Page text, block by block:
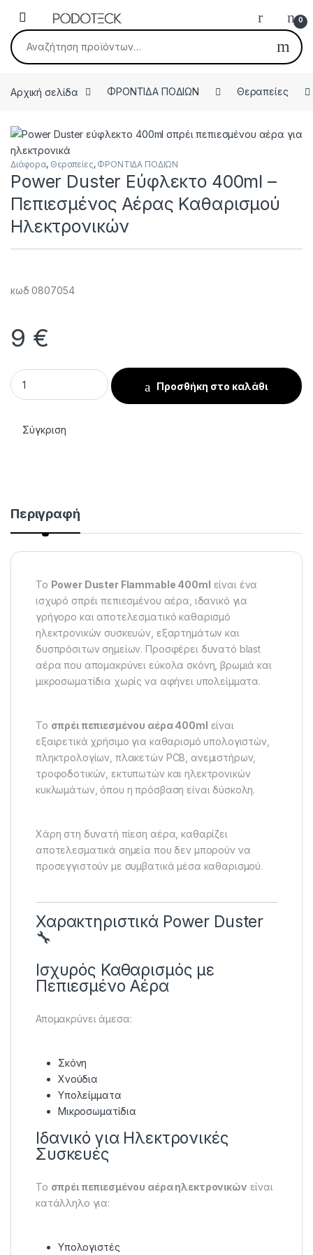
Open 0
Αναζήτηση για:
Αρχική σελίδα ΦΡΟΝΤΙΔΑ ΠΟΔΙΩΝ Θεραπείες
Διάφορα, Θεραπείες, ΦΡΟΝΤΙΔΑ ΠΟΔΙΩΝ
Power Duster Εύφλεκτο 400ml –
Πεπιεσμένος Αέρας Καθαρισμού
Ηλεκτρονικών
κωδ 0807054
9 €
Power Duster Εύφλεκτο 400ml – Πεπιεσμένος Αέρας
Προσθήκη στο καλάθι
Σύγκριση
Περιγραφή
Το Power Duster Flammable 400ml είναι ένα
ισχυρό σπρέι πεπιεσμένου αέρα, ιδανικό για
γρήγορο και αποτελεσματικό καθαρισμό
ηλεκτρονικών συσκευών, εξαρτημάτων και
δυσπρόσιτων σημείων. Προσφέρει δυνατό blast
αέρα που απομακρύνει εύκολα σκόνη, βρωμιά και
μικροσωματίδια χωρίς να αφήνει υπολείμματα.
Το σπρέι πεπιεσμένου αέρα 400ml είναι
εξαιρετικά χρήσιμο για καθαρισμό υπολογιστών,
πληκτρολογίων, πλακετών PCB, ανεμιστήρων,
τροφοδοτικών, εκτυπωτών και ηλεκτρονικών
κυκλωμάτων, όπου η πρόσβαση είναι δύσκολη.
Χάρη στη δυνατή πίεση αέρα, καθαρίζει
αποτελεσματικά σημεία που δεν μπορούν να
προσεγγιστούν με συμβατικά μέσα καθαρισμού.
Χαρακτηριστικά Power Duster
🔧
Ισχυρός Καθαρισμός με
Πεπιεσμένο Αέρα
Απομακρύνει άμεσα:
Σκόνη
Χνούδια
Υπολείμματα
Μικροσωματίδια
Ιδανικό για Ηλεκτρονικές
Συσκευές
Το σπρέι πεπιεσμένου αέρα ηλεκτρονικών είναι
κατάλληλο για:
Υπολογιστές